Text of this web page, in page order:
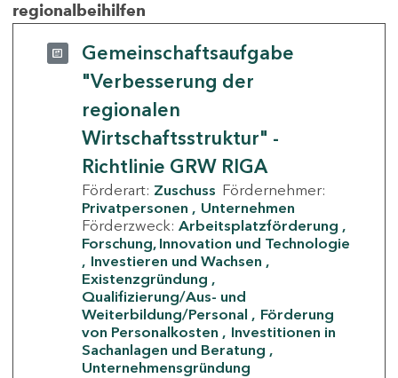
regionalbeihilfen
Gemeinschaftsaufgabe
"Verbesserung der
regionalen
Wirtschaftsstruktur" -
Richtlinie GRW RIGA
Förderart: Zuschuss Fördernehmer:
Privatpersonen
Unternehmen
Förderzweck: Arbeitsplatzförderung
Forschung, Innovation und Technologie
Investieren und Wachsen
Existenzgründung
Qualifizierung/Aus- und
Weiterbildung/Personal
Förderung
von Personalkosten
Investitionen in
Sachanlagen und Beratung
Unternehmensgründung